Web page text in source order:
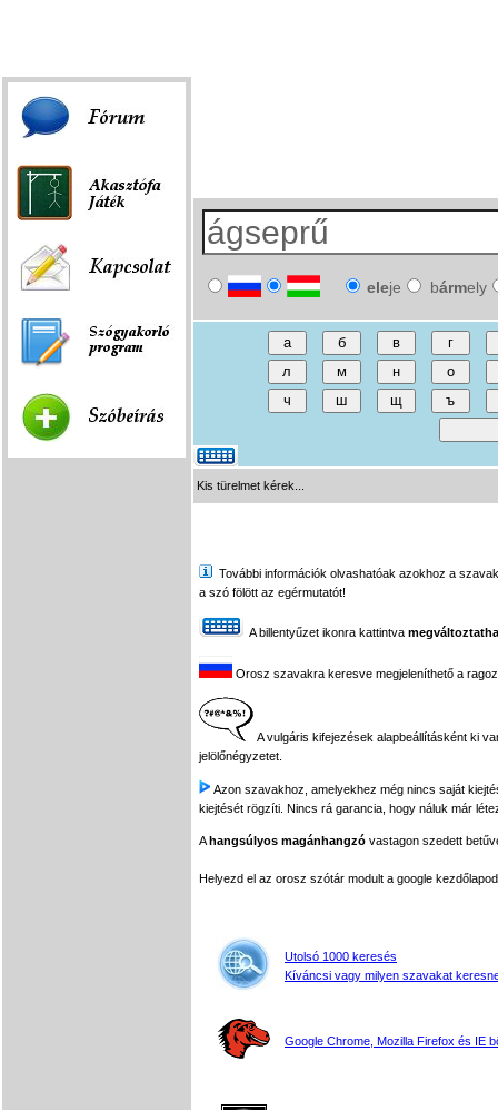
eleje bármely
Kis türelmet kérek...
További információk olvashatóak azokhoz a
a szó fölött az egérmutatót!
A billentyűzet ikonra kattintva
Orosz szavakra keresve megjeleníthető a
A vulgáris kifejezések alapbeállításként ki
jelölőnégyzetet.
Azon szavakhoz, amelyekhez még nincs saját
kiejtését rögzíti. Nincs rá garancia, hogy náluk már
Ahangsúlyos magánhangzó vastagon szedett
Helyezd el az orosz szótár modult a google
Utolsó 1000 keresés
Kíváncsi vagy milyen szavakat
Google Chrome, Mozilla Firefox és IE